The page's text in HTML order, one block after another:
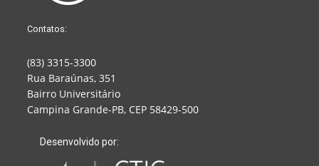
Contatos:
(83) 3315-3300
Rua Baraúnas, 351
Bairro Universitário
Campina Grande-PB, CEP 58429-500
Desenvolvido por: